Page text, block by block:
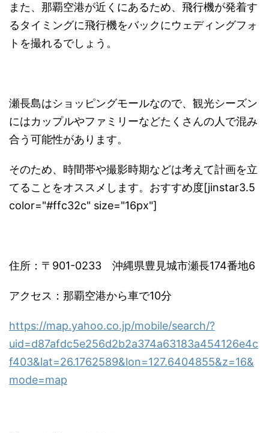
また、那覇空港が近くにあるため、 飛行機が発着す
るタイミングに飛行機をバックにウェディングフォ
トを撮れるでしょう。
瀬長島はショッピングモールなので、 観光シーズン
にはカップルやファミリーなどたくさんの人で混み
合う可能性があります。
そのため、 時間帯や撮影時期などは考えて計画を立
てることをオススメします。おすすめ度[jinstar3.5
color="#ffc32c" size="16px"]
住所：〒901-0233 沖縄県豊見城市瀬長174番地6
アクセス：那覇空港から車で10分
https://map.yahoo.co.jp/mobile/search/?
uid=d87afdc5e256d2b2a374a63183a454126e4c
f403&lat=26.1762589&lon=127.6404855&z=16&
mode=map